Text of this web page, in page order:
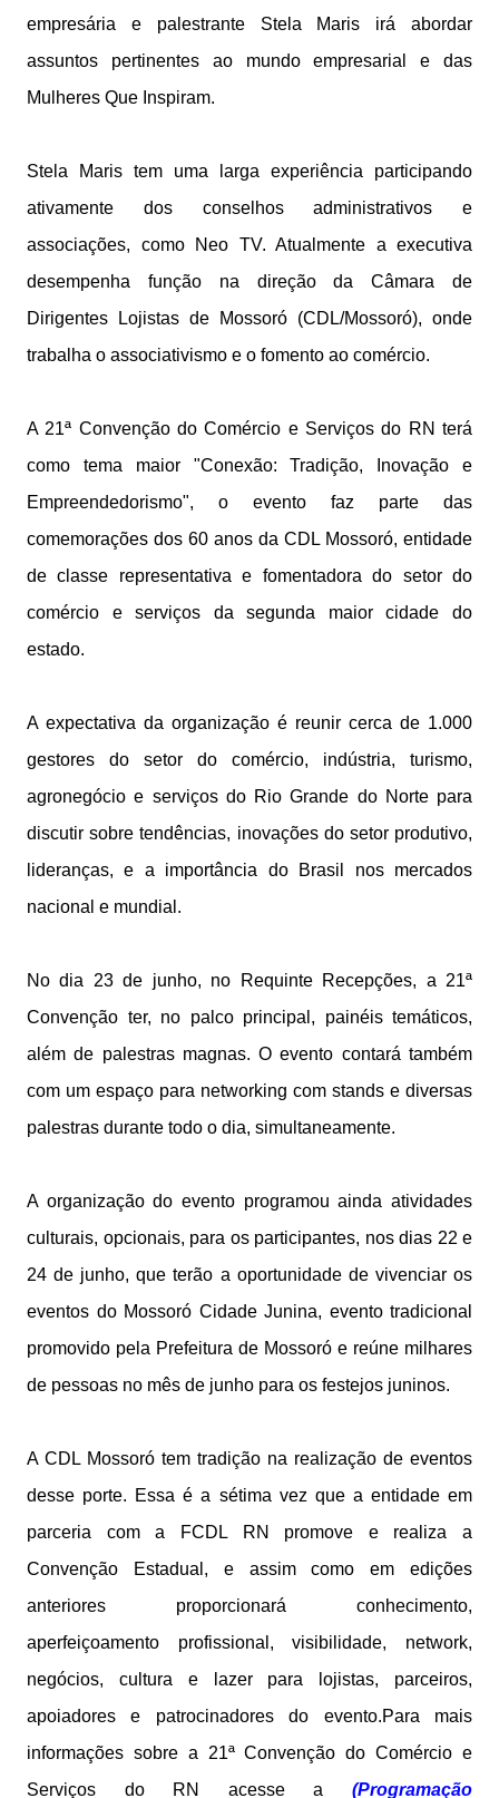
empresária e palestrante Stela Maris irá abordar
assuntos pertinentes ao mundo empresarial e das
Mulheres Que Inspiram.
Stela Maris tem uma larga experiência participando
ativamente dos conselhos administrativos e
associações, como Neo TV. Atualmente a executiva
desempenha função na direção da Câmara de
Dirigentes Lojistas de Mossoró (CDL/Mossoró), onde
trabalha o associativismo e o fomento ao comércio.
A 21ª Convenção do Comércio e Serviços do RN terá
como tema maior "Conexão: Tradição, Inovação e
Empreendedorismo", o evento faz parte das
comemorações dos 60 anos da CDL Mossoró, entidade
de classe representativa e fomentadora do setor do
comércio e serviços da segunda maior cidade do
estado.
A expectativa da organização é reunir cerca de 1.000
gestores do setor do comércio, indústria, turismo,
agronegócio e serviços do Rio Grande do Norte para
discutir sobre tendências, inovações do setor produtivo,
lideranças, e a importância do Brasil nos mercados
nacional e mundial.
No dia 23 de junho, no Requinte Recepções, a 21ª
Convenção ter, no palco principal, painéis temáticos,
além de palestras magnas. O evento contará também
com um espaço para networking com stands e diversas
palestras durante todo o dia, simultaneamente.
A organização do evento programou ainda atividades
culturais, opcionais, para os participantes, nos dias 22 e
24 de junho, que terão a oportunidade de vivenciar os
eventos do Mossoró Cidade Junina, evento tradicional
promovido pela Prefeitura de Mossoró e reúne milhares
de pessoas no mês de junho para os festejos juninos.
A CDL Mossoró tem tradição na realização de eventos
desse porte. Essa é a sétima vez que a entidade em
parceria com a FCDL RN promove e realiza a
Convenção Estadual, e assim como em edições
anteriores proporcionará conhecimento,
aperfeiçoamento profissional, visibilidade, network,
negócios, cultura e lazer para lojistas, parceiros,
apoiadores e patrocinadores do evento.Para mais
informações sobre a 21ª Convenção do Comércio e
Serviços do RN acesse a (Programação